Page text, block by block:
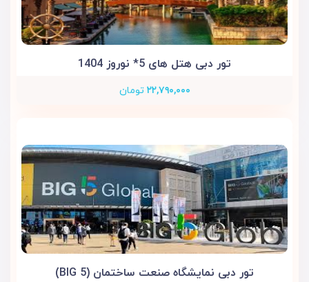
تور دبی هتل های 5* نوروز 1404
۲۲,۷۹۰,۰۰۰ تومان
تور دبی نمایشگاه صنعت ساختمان (BIG 5)